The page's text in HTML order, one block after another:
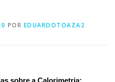
POR EDUARDOTOAZA2